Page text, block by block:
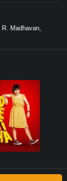
R. Madhavan,